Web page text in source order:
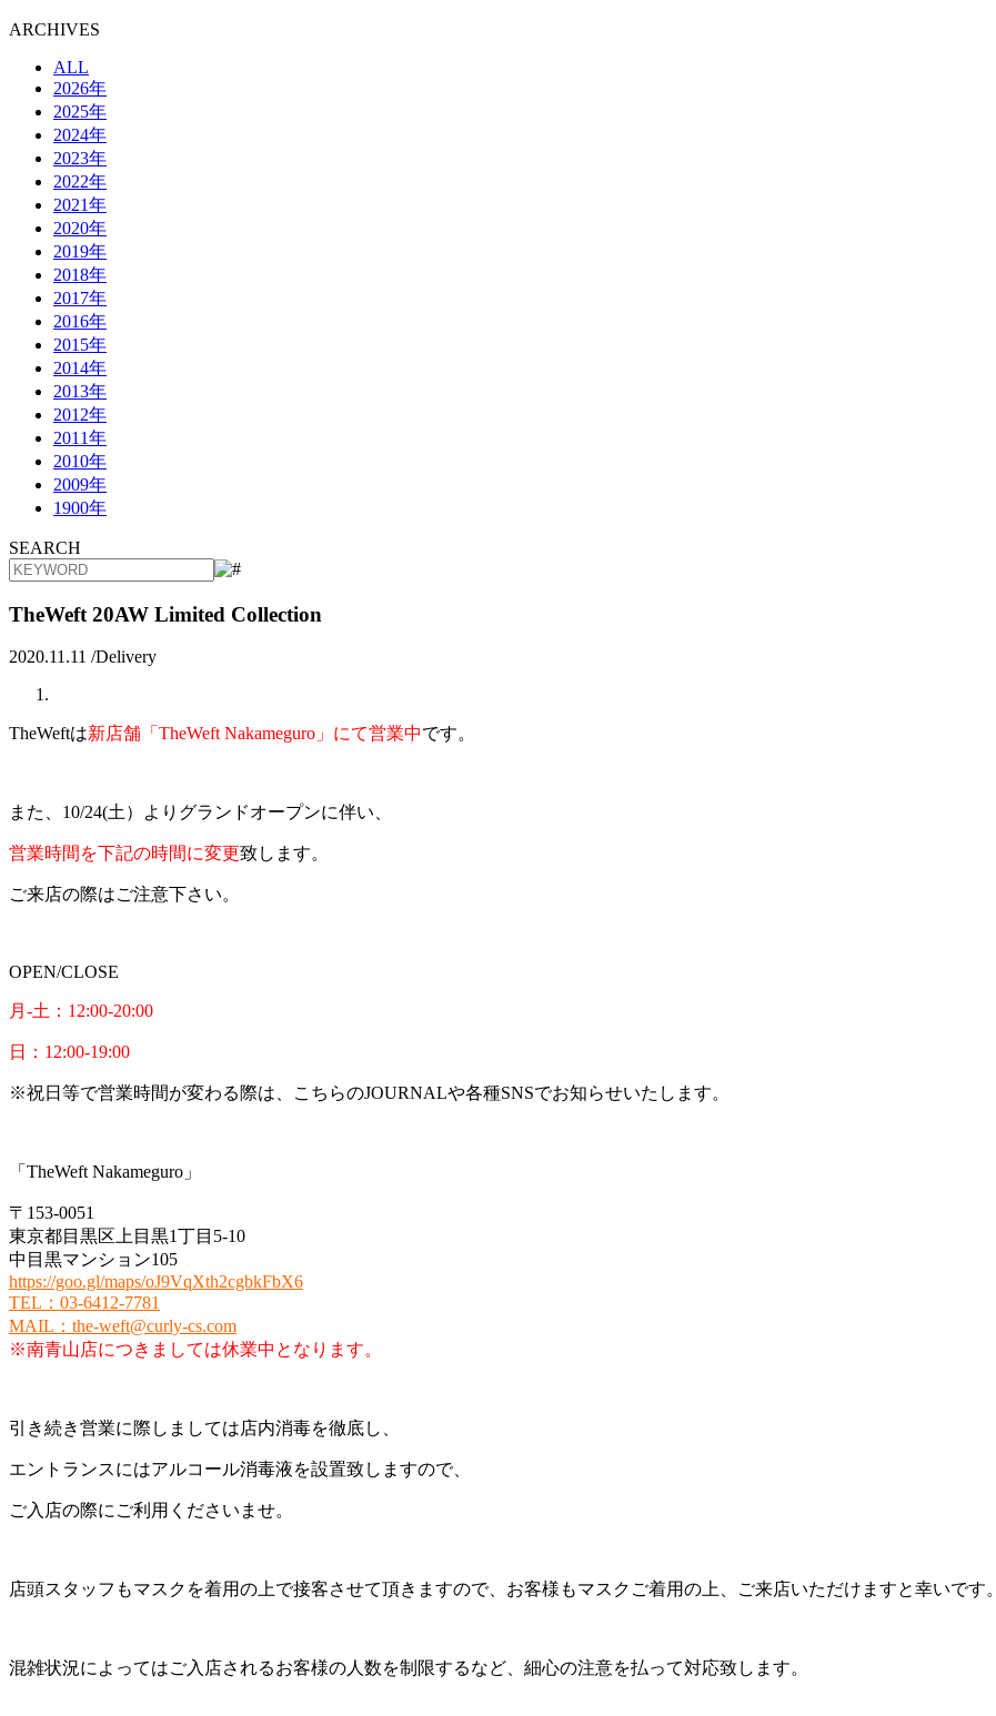
ARCHIVES
ALL
2026年
2025年
2024年
2023年
2022年
2021年
2020年
2019年
2018年
2017年
2016年
2015年
2014年
2013年
2012年
2011年
2010年
2009年
1900年
SEARCH
TheWeft 20AW Limited Collection
2020.11.11 /Delivery
TheWeftは新店舗「TheWeft Nakameguro」にて営業中です。
また、10/24(土）よりグランドオープンに伴い、
営業時間を下記の時間に変更致します。
ご来店の際はご注意下さい。
OPEN/CLOSE
月-土：12:00-20:00
日：12:00-19:00
※祝日等で営業時間が変わる際は、こちらのJOURNALや各種SNSでお知らせいたします。
「TheWeft Nakameguro」
〒153-0051
東京都目黒区上目黒1丁目5-10
中目黒マンション105
https://goo.gl/maps/oJ9VqXth2cgbkFbX6
TEL ： 03-6412-7781
MAIL ： the-weft@curly-cs.com
※南青山店につきましては休業中となります。
引き続き営業に際しましては店内消毒を徹底し、
エントランスにはアルコール消毒液を設置致しますので、
ご入店の際にご利用くださいませ。
店頭スタッフもマスクを着用の上で接客させて頂きますので、お客様もマスクご着用の上、ご来店いただけますと幸いです。
混雑状況によってはご入店されるお客様の人数を制限するなど、細心の注意を払って対応致します。